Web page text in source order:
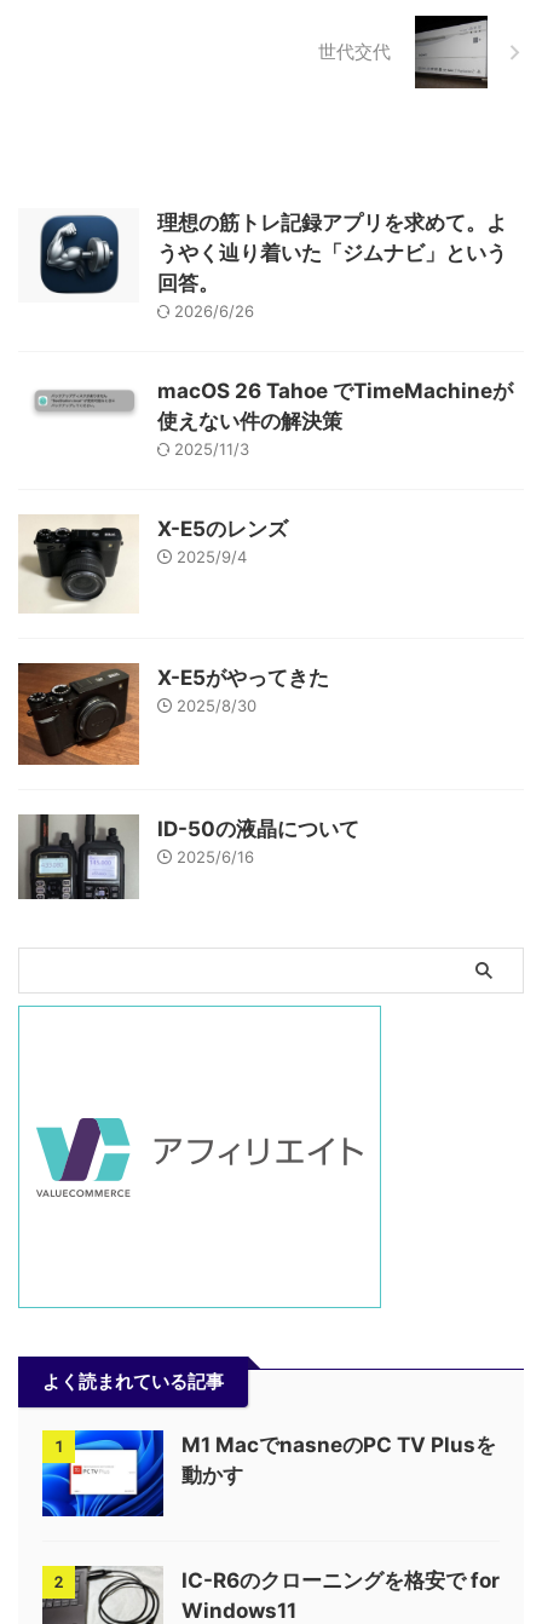
世代交代
理想の筋トレ記録アプリを求めて。よ
うやく辿り着いた「ジムナビ」という
回答。
2026/6/26
macOS 26 Tahoe でTimeMachineが
使えない件の解決策
2025/11/3
X-E5のレンズ
2025/9/4
X-E5がやってきた
2025/8/30
ID-50の液晶について
2025/6/16
よく読まれている記事
1
M1 MacでnasneのPC TV Plusを
動かす
2
IC-R6のクローニングを格安で for
Windows11